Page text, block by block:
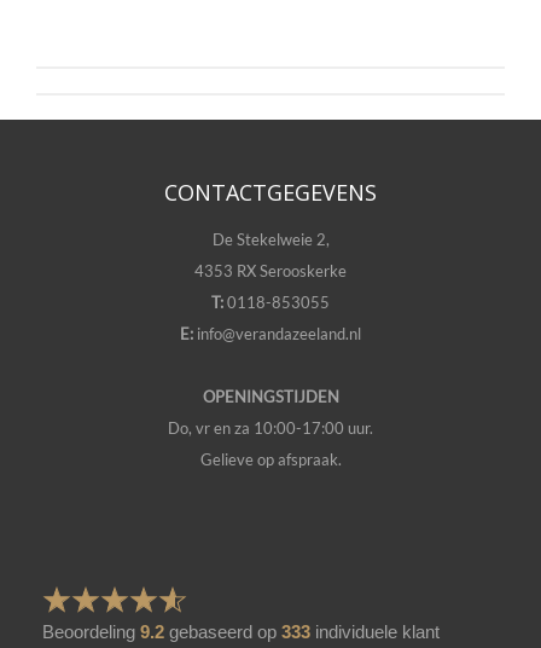
CONTACTGEGEVENS
De Stekelweie 2,
4353 RX Serooskerke
T:0118-853055
E: info@verandazeeland.nl
OPENINGSTIJDEN
Do, vr en za 10:00-17:00 uur.
Gelieve op afspraak.
Beoordeling 9.2 gebaseerd op 333 individuele klant